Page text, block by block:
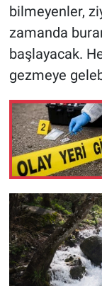
bilmeyenler,
zamanda
başlayacak.
gezmeye